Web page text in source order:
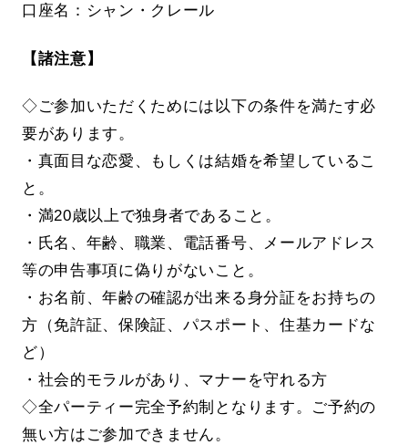
口座名：シャン・クレール
【諸注意】
◇ご参加いただくためには以下の条件を満たす必
要があります。
・真面目な恋愛、もしくは結婚を希望しているこ
と。
・満20歳以上で独身者であること。
・氏名、年齢、職業、電話番号、メールアドレス
等の申告事項に偽りがないこと。
・お名前、年齢の確認が出来る身分証をお持ちの
方（免許証、保険証、パスポート、住基カードな
ど）
・社会的モラルがあり、マナーを守れる方
◇全パーティー完全予約制となります。ご予約の
無い方はご参加できません。